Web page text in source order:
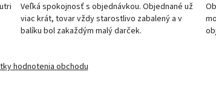
Veľká spokojnosť s objednávkou. Objednané už
viac krát, tovar vždy starostlivo zabalený a v
balíku bol zakaždým malý darček.
hodnotenia obchodu